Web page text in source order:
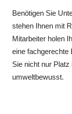
Benötigen Sie
stehen Ihnen mit
Mitarbeiter holen
eine fachgerechte
Sie nicht nur
umweltbewusst.